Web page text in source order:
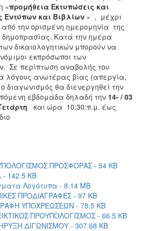
«προμήθεια Εκτυπώσεις και
Εντύπων και Βιβλίων » , μέχρι
την ορισμένη ημερομηνία της
δημοπρασίας. Κατά την ημέρα
δικαιολογητικών μπορούν να
εκπρόσωποι των
Σε περίπτωση αναβολής του
λόγους ανωτέρας βίας (απεργία,
διαγωνισμός θα διενεργηθεί την
εβδομάδα δηλαδή την 14- / 03
και ώρα 10:30:π.μ. έως
ΠΡΟΣΦΟΡΑΣ - 54 KB
142.5 KB
Λογότυπα - 8.14 MB
ΠΡΟΔΙΑΓΡΑΦΕΣ - 97 KB
ΥΠΟΧΡΕΩΣΕΩΝ - 78.5 KB
ΠΡΟΥΠΟΛΟΓΙΣΜΟΣ - 66.5 KB
ΔΙΓΩΝΙΣΜΟΥ - 307.68 KB